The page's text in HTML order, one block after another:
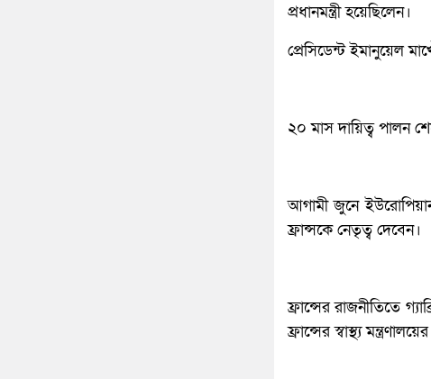
প্রধানমন্ত্রী হয়েছিলেন।
প্রেসিডেন্ট ইমানুয়েল
২০ মাস দায়িত্ব পালন
আগামী জুনে ইউরোপিয়ান
ফ্রান্সকে নেতৃত্ব দেবেন।
ফ্রান্সের রাজনীতিতে
ফ্রান্সের স্বাস্থ্য